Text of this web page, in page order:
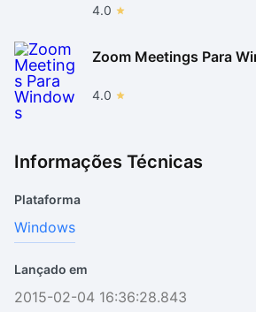
4.0
Zoom Meetings Para
4.0
Informações Técnicas
Plataforma
Windows
Lançado em
2015-02-04 16:36:28.843